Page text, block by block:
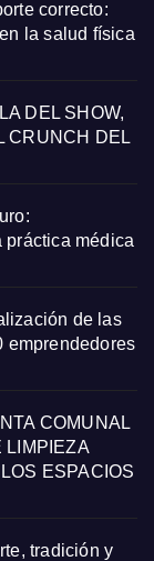
correcto:
la salud física
DEL SHOW,
CRUNCH DEL
práctica médica
de las
emprendedores
COMUNAL
LIMPIEZA
ESPACIOS
tradición y